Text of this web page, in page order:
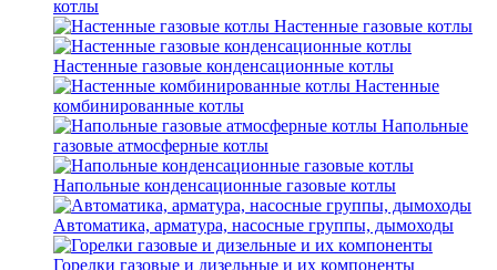
котлы
Настенные газовые котлы
Настенные газовые конденсационные котлы
Настенные
комбинированные котлы
Напольные
газовые атмосферные котлы
Напольные конденсационные газовые котлы
Автоматика, арматура, насосные группы, дымоходы
Горелки газовые и дизельные и их компоненты